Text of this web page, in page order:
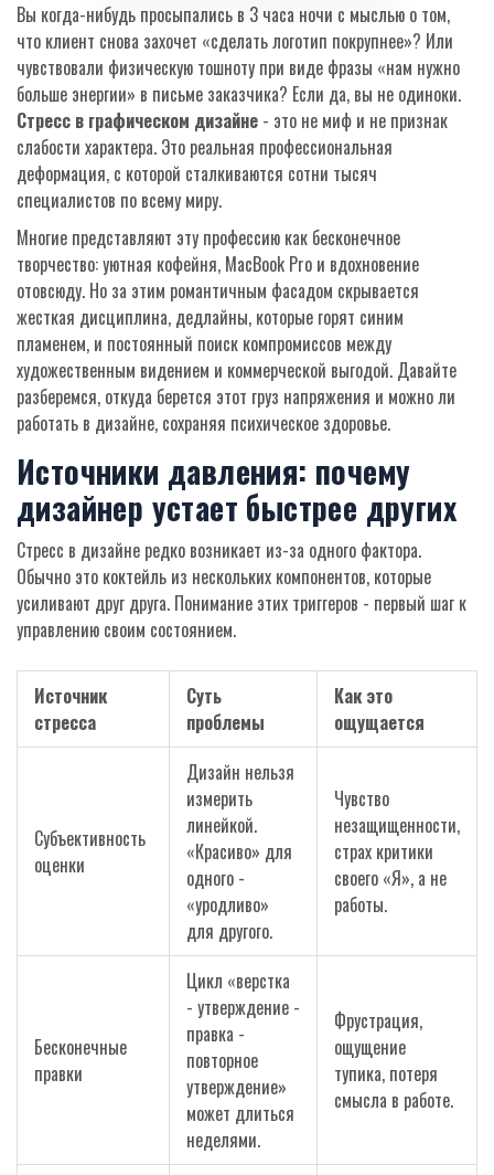
Вы когда-нибудь просыпались в 3 часа ночи с мыслью о том,
что клиент снова захочет «сделать логотип покрупнее»? Или
чувствовали физическую тошноту при виде фразы «нам нужно
больше энергии» в письме заказчика? Если да, вы не одиноки.
Стресс в графическом дизайне - это не миф и не признак
слабости характера. Это реальная профессиональная
деформация, с которой сталкиваются сотни тысяч
специалистов по всему миру.
Многие представляют эту профессию как бесконечное
творчество: уютная кофейня, MacBook Pro и вдохновение
отовсюду. Но за этим романтичным фасадом скрывается
жесткая дисциплина, дедлайны, которые горят синим
пламенем, и постоянный поиск компромиссов между
художественным видением и коммерческой выгодой. Давайте
разберемся, откуда берется этот груз напряжения и можно ли
работать в дизайне, сохраняя психическое здоровье.
Источники давления: почему
дизайнер устает быстрее других
Стресс в дизайне редко возникает из-за одного фактора.
Обычно это коктейль из нескольких компонентов, которые
усиливают друг друга. Понимание этих триггеров - первый шаг к
управлению своим состоянием.
Источник
стресса
Суть
проблемы
Как это
ощущается
Субъективность
оценки
Дизайн нельзя
измерить
линейкой.
«Красиво» для
одного -
«уродливо»
для другого.
Чувство
незащищенности,
страх критики
своего «Я», а не
работы.
Бесконечные
правки
Цикл «верстка
- утверждение -
правка -
повторное
утверждение»
может длиться
неделями.
Фрустрация,
ощущение
тупика, потеря
смысла в работе.